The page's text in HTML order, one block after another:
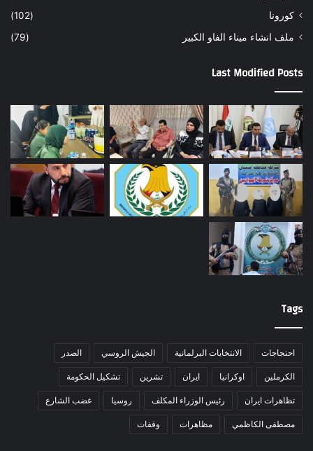
كورونا
(102)
ملف انشاء ميناء الفاو الكبير
(79)
Last Modified Posts
Tags
احتجاجات الانتخابات البرلمانية الجيش الروسي الصدر
الكرملين اوكرانيا ايران تشرين تشكيل الحكومة
تظاهرات ايران رئيس الوزراء المكلف روسيا غضب الشارع
مصطفى الكاظمي مظاهرات وقفات